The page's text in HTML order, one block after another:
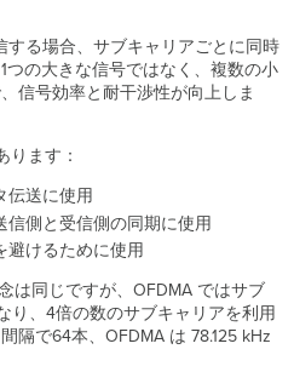
する場合、サブキャリアごとに同時
つの大きな信号ではなく、複数の小
信号効率と耐干渉性が向上しま
ります：
伝送に使用
信側と受信側の同期に使用
避けるために使用
は同じですが、OFDMA ではサブ
り、4倍の数のサブキャリアを利用
隔で64本、OFDMA は 78.125 kHz